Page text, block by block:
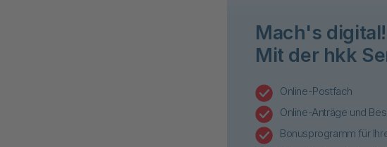
Mach's digital!
Mit der hkk
Online-Postfach
Online-Anträge und
Bonusprogramm für